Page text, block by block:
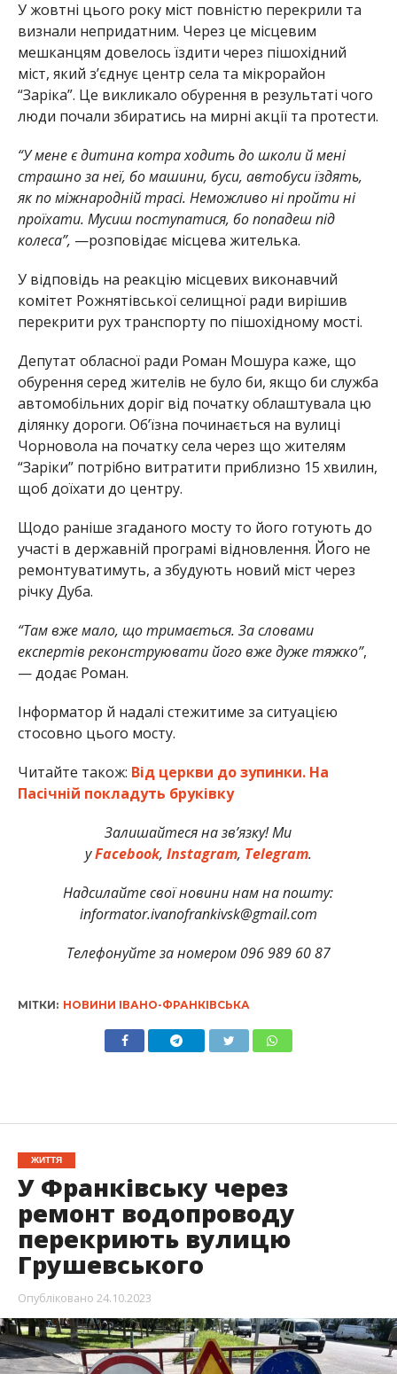
У жовтні цього року міст повністю перекрили та
визнали непридатним. Через це місцевим
мешканцям довелось їздити через пішохідний
міст, який з’єднує центр села та мікрорайон
“Заріка”. Це викликало обурення в результаті чого
люди почали збиратись на мирні акції та протести.
“У мене є дитина котра ходить до школи й мені
страшно за неї, бо машини, буси, автобуси їздять,
як по міжнародній трасі. Неможливо ні пройти ні
проїхати. Мусиш поступатися, бо попадеш під
колеса”, —розповідає місцева жителька.
У відповідь на реакцію місцевих виконавчий
комітет Рожнятівської селищної ради вирішив
перекрити рух транспорту по пішохідному мості.
Депутат обласної ради Роман Мошура каже, що
обурення серед жителів не було би, якщо би служба
автомобільних доріг від початку облаштувала цю
ділянку дороги. Об’їзна починається на вулиці
Чорновола на початку села через що жителям
“Заріки” потрібно витратити приблизно 15 хвилин,
щоб доїхати до центру.
Щодо раніше згаданого мосту то його готують до
участі в державній програмі відновлення. Його не
ремонтуватимуть, а збудують новий міст через
річку Дуба.
“Там вже мало, що тримається. За словами
експертів реконструювати його вже дуже тяжко”,
— додає Роман.
Інформатор й надалі стежитиме за ситуацією
стосовно цього мосту.
Читайте також: Від церкви до зупинки. На
Пасічній покладуть бруківку
Залишайтеся на зв’язку! Ми
уFacebook, Instagram, Telegram.
Надсилайте свої новини нам на пошту:
informator.ivanofrankivsk@gmail.com
Телефонуйте за номером 096 989 60 87
МІТКИ: НОВИНИ ІВАНО-ФРАНКІВСЬКА
ЖИТТЯ
У Франківську через
ремонт водопроводу
перекриють вулицю
Грушевського
Опубліковано 24.10.2023